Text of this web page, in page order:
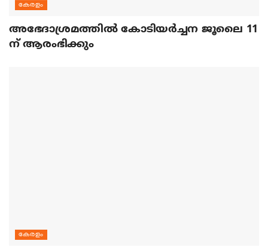
കേരളം
അഭേദാശ്രമത്തില്‍ കോടിയര്‍ച്ചന ജൂലൈ 11
ന് ആരംഭിക്കും
കേരളം